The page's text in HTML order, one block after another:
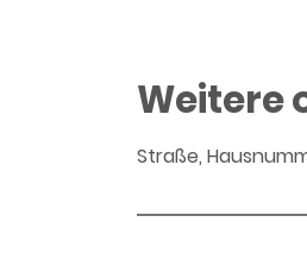
Weitere
Straße,